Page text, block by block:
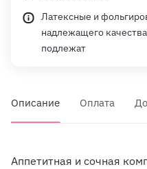
Латексные и
надлежащего
подлежат
Описание Оплата
Аппетитная и сочная